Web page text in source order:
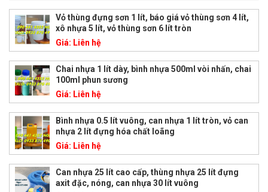
Vỏ thùng đựng sơn 1 lít, báo giá vỏ thùng sơn 4 lít,
xô nhựa 5 lít, vỏ thùng sơn 6 lít tròn
Giá: Liên hệ
Chai nhựa 1 lít dày, bình nhựa 500ml vòi nhấn, chai
100ml phun sương
Giá: Liên hệ
Bình nhựa 0.5 lít vuông, can nhựa 1 lít tròn, vỏ can
nhựa 2 lít đựng hóa chất loãng
Giá: Liên hệ
Can nhựa 25 lít cao cấp, thùng nhựa 25 lít đựng
axit đặc, nóng, can nhựa 30 lít vuông